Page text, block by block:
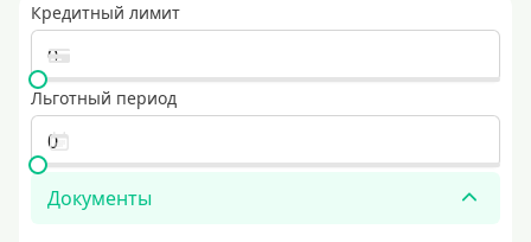
Кредитный лимит
Льготный период
Документы